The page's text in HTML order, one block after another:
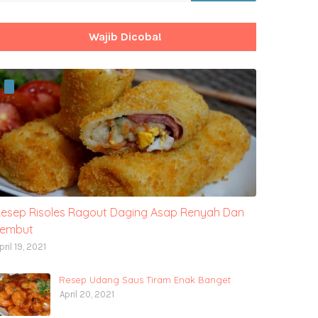
Wajib Dicoba!
Risoles Ragout Daging Asap Renyah Dan
19, 2021
Resep Udang Saus Tiram Enak Banget
April 20, 2021